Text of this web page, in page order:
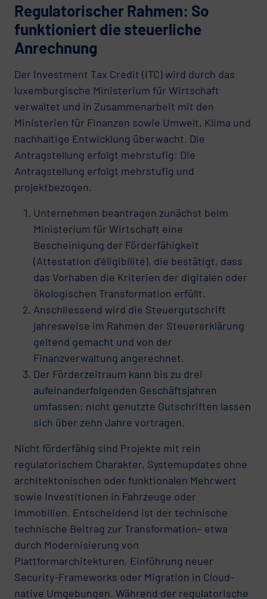
Regulatorischer Rahmen: So
funktioniert die steuerliche
Anrechnung
Der Investment Tax Credit (ITC) wird durch das
luxemburgische Ministerium für Wirtschaft
verwaltet und in Zusammenarbeit mit den
Ministerien für Finanzen sowie Umwelt, Klima und
nachhaltige Entwicklung überwacht. Die
Antragstellung erfolgt mehrstufig: Die
Antragstellung erfolgt mehrstufig und
projektbezogen.
Unternehmen beantragen zunächst beim
Ministerium für Wirtschaft eine
Bescheinigung der Förderfähigkeit
(Attestation d’éligibilité), die bestätigt, dass
das Vorhaben die Kriterien der digitalen oder
ökologischen Transformation erfüllt.
Anschliessend wird die Steuergutschrift
jahresweise im Rahmen der Steuererklärung
geltend gemacht und von der
Finanzverwaltung angerechnet.
Der Förderzeitraum kann bis zu drei
aufeinanderfolgenden Geschäftsjahren
umfassen; nicht genutzte Gutschriften lassen
sich über zehn Jahre vortragen.
Nicht förderfähig sind Projekte mit rein
regulatorischem Charakter, Systemupdates ohne
architektonischen oder funktionalen Mehrwert
sowie Investitionen in Fahrzeuge oder
Immobilien. Entscheidend ist der technische
technische Beitrag zur Transformation– etwa
durch Modernisierung von
Plattformarchitekturen, Einführung neuer
Security-Frameworks oder Migration in Cloud-
native Umgebungen. Während der regulatorische